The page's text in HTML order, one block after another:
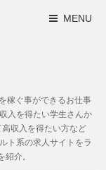
MENU
稼ぐ事ができるお仕事
入を得たい学生さんか
収入を得たい方など
ト系の求人サイトをラ
介。